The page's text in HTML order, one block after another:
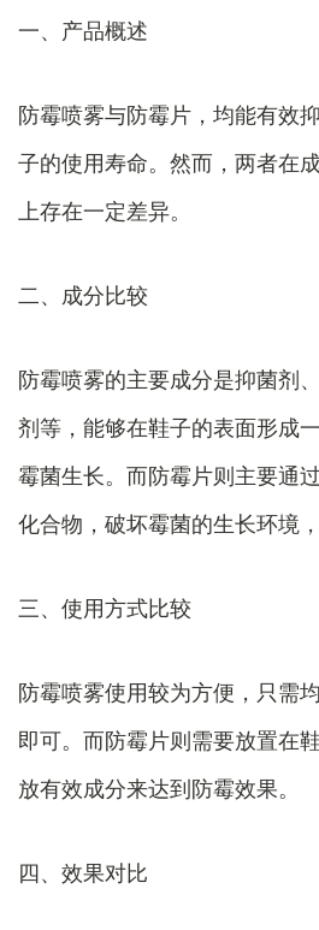
一、产品概述
防霉喷雾与防霉片，均能有效
子的使用寿命。然而，两者在
上存在一定差异。
二、成分比较
防霉喷雾的主要成分是抑菌剂
剂等，能够在鞋子的表面形成
霉菌生长。而防霉片则主要通
化合物，破坏霉菌的生长环境
三、使用方式比较
防霉喷雾使用较为方便，只需
即可。而防霉片则需要放置在
放有效成分来达到防霉效果。
四、效果对比